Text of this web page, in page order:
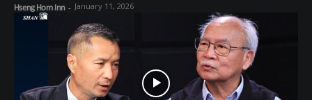
Hseng Hom Inn - January 11, 2026